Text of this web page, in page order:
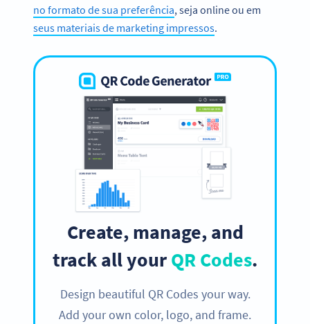
no formato de sua preferência, seja online ou em
seus materiais de marketing impressos.
Create, manage, and
track all yourQR Codes.
Design beautiful QR Codes your way.
Add your own color, logo, and frame.